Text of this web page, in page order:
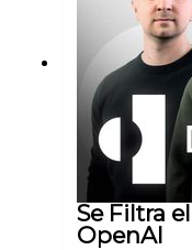
Se Filtra
OpenAI